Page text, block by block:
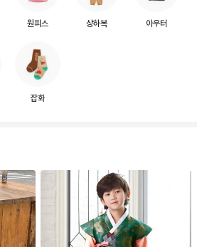
원피스 상하복 아우터
잡화